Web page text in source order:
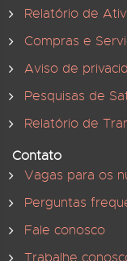
Relatório de
Compras e
Aviso de
Pesquisas de
Relatório de
Contato
Vagas para os
Perguntas
Fale conosco
Trabalhe